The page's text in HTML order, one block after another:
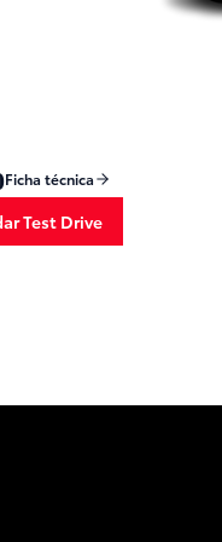
Ficha técnica
Test Drive